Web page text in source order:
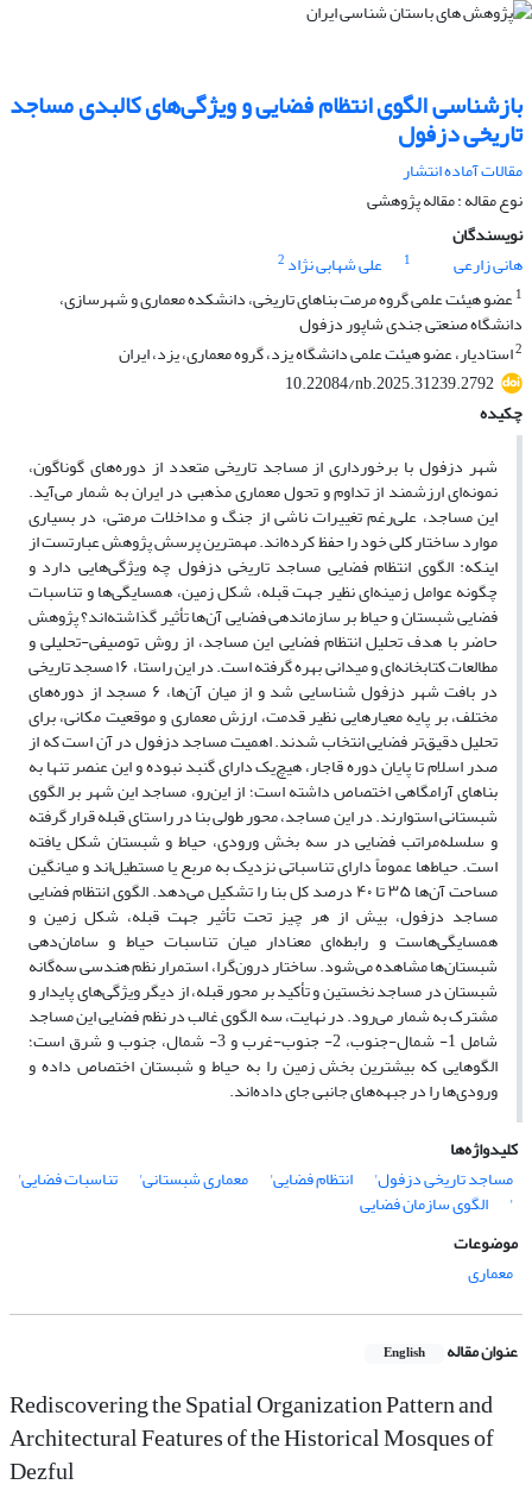
بازشناسی الگوی انتظام فضایی و ویژگی‌های کالبدی مساجد
تاریخی دزفول
مقالات آماده انتشار
نوع مقاله : مقاله پژوهشی
نویسندگان
هانی زارعی
1 علی شهابی نژاد 2
1عضو هیئت علمی گروه مرمت بناهای تاریخی، دانشکده معماری و شهرسازی،
دانشگاه صنعتی جندی شاپور دزفول
2استادیار، عضو هیئت علمی دانشگاه یزد، گروه معماری، یزد، ایران
10.22084/nb.2025.31239.2792
چکیده
شهر دزفول با برخورداری از مساجد تاریخی متعدد از دوره‌های گوناگون،
نمونه‌ای ارزشمند از تداوم و تحول معماری مذهبی در ایران به شمار می‌آید.
این مساجد، علی‌رغم تغییرات ناشی از جنگ و مداخلات مرمتی، در بسیاری
موارد ساختار کلی خود را حفظ کرده‌اند. مهمترین پرسش پژوهش عبارتست از
اینکه: الگوی انتظام فضایی مساجد تاریخی دزفول چه ویژگی‌هایی دارد و
چگونه عوامل زمینه‌ای نظیر جهت قبله، شکل زمین، همسایگی‌ها و تناسبات
فضایی شبستان و حیاط بر سازماندهی فضایی آن‌ها تأثیر گذاشته‌اند؟ پژوهش
حاضر با هدف تحلیل انتظام فضایی این مساجد، از روش توصیفی-تحلیلی و
مطالعات کتابخانه‌ای و میدانی بهره گرفته است. در این راستا، ۱۶ مسجد تاریخی
در بافت شهر دزفول شناسایی شد و از میان آن‌ها، ۶ مسجد از دوره‌های
مختلف، بر پایه معیارهایی نظیر قدمت، ارزش معماری و موقعیت مکانی، برای
تحلیل دقیق‌تر فضایی انتخاب شدند. اهمیت مساجد دزفول در آن است که از
صدر اسلام تا پایان دوره قاجار، هیچ‌یک دارای گنبد نبوده و این عنصر تنها به
بناهای آرامگاهی اختصاص داشته است؛ از این‌رو، مساجد این شهر بر الگوی
شبستانی استوارند. در این مساجد، محور طولی بنا در راستای قبله قرار گرفته
و سلسله‌مراتب فضایی در سه بخش ورودی، حیاط و شبستان شکل یافته
است. حیاط‌ها عموماً دارای تناسباتی نزدیک به مربع یا مستطیل‌اند و میانگین
مساحت آن‌ها ۳۵ تا ۴۰ درصد کل بنا را تشکیل می‌دهد. الگوی انتظام فضایی
مساجد دزفول، بیش از هر چیز تحت تأثیر جهت قبله، شکل زمین و
همسایگی‌هاست و رابطه‌ای معنادار میان تناسبات حیاط و سامان‌دهی
شبستان‌ها مشاهده می‌شود. ساختار درون‌گرا، استمرار نظم هندسی سه‌گانه
شبستان در مساجد نخستین و تأکید بر محور قبله، از دیگر ویژگی‌های پایدار و
مشترک به شمار می‌رود. در نهایت، سه الگوی غالب در نظم فضایی این مساجد
شامل 1- شمال-جنوب، 2- جنوب-غرب و 3- شمال، جنوب و شرق است؛
الگوهایی که بیشترین بخش زمین را به حیاط و شبستان اختصاص داده‌ و
ورودی‌ها را در جبهه‌های جانبی جای داده‌اند.
کلیدواژه‌ها
مساجد تاریخی دزفول'
انتظام فضایی' معماری شبستانی' تناسبات فضایی'
'
الگوی سازمان فضایی
موضوعات
معماری
عنوان مقاله English
Rediscovering the Spatial Organization Pattern and
Architectural Features of the Historical Mosques of
Dezful